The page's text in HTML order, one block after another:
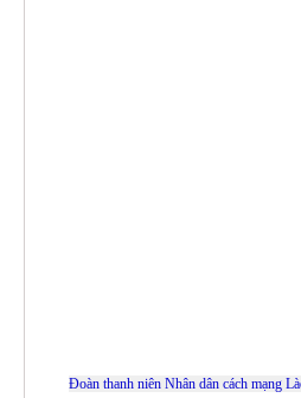
Đoàn thanh niên Nhân dân cách mạng